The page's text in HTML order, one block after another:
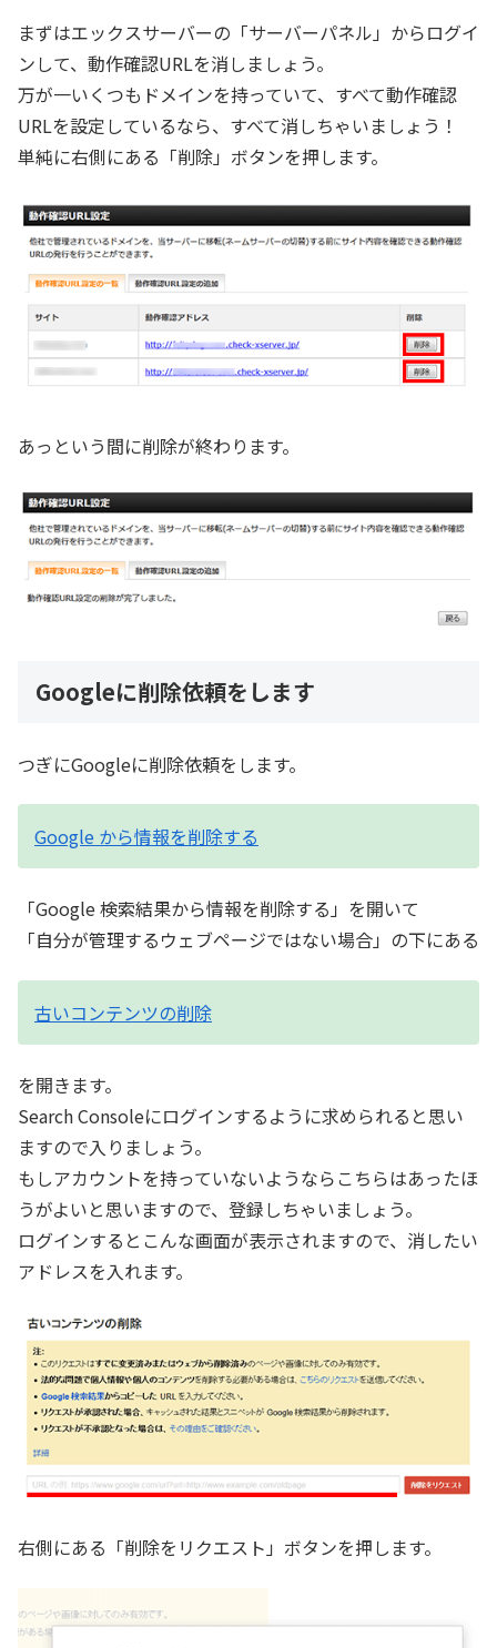
まずはエックスサーバーの「サーバーパネル」からログイ
ンして、動作確認URLを消しましょう。
万が一いくつもドメインを持っていて、すべて動作確認
URLを設定しているなら、すべて消しちゃいましょう！
単純に右側にある「削除」ボタンを押します。
あっという間に削除が終わります。
Googleに削除依頼をします
つぎにGoogleに削除依頼をします。
Google から情報を削除する
「Google 検索結果から情報を削除する」を開いて
「自分が管理するウェブページではない場合」の下にある
古いコンテンツの削除
を開きます。
Search Consoleにログインするように求められると思い
ますので入りましょう。
もしアカウントを持っていないようならこちらはあったほ
うがよいと思いますので、登録しちゃいましょう。
ログインするとこんな画面が表示されますので、消したい
アドレスを入れます。
右側にある「削除をリクエスト」ボタンを押します。